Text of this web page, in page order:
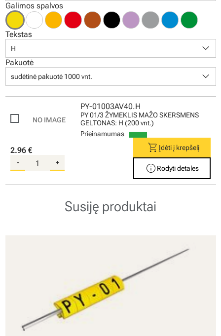
Galimos spalvos
Tekstas
H keyboard_arrow_down
Pakuotė
sudėtinė pakuotė 1000 vnt. keyboard_arrow_down
PY-01003AV40.H
PY 01/3 ŽYMEKLIS MAŽO SKERSMENS
GELTONAS: H (200 vnt.)
Prieinamumas
2.96 €
- +
shopping_cartĮdėti į krepšelį
info Rodyti detales
Susiję produktai